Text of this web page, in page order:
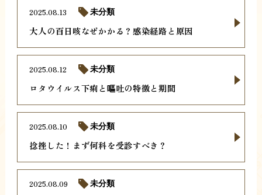
大人の百日咳なぜかかる？感染経路と原因
2025.08.13 未分類
ロタウイルス下痢と嘔吐の特徴と期間
2025.08.12 未分類
捻挫した！まず何科を受診すべき？
2025.08.10 未分類
2025.08.09 未分類